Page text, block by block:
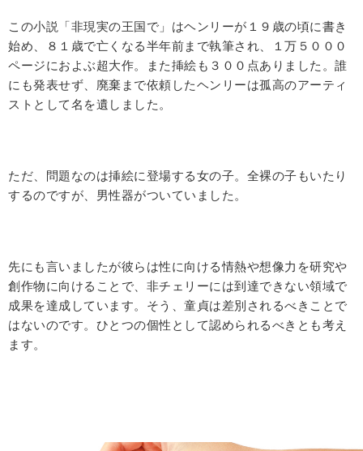
この小説「非現実の王国で」はヘンリーが１９歳の頃に書き
始め、８１歳で亡くなる半年前まで執筆され、１万５０００
ページにおよぶ超大作。また挿絵も３００点ありました。誰
にも発表せず、廃棄まで依頼したヘンリーは孤高のアーティ
ストとして名を遺しました。
ただ、問題なのは挿絵に登場する女の子。全裸の子もいたり
するのですが、男性器がついていました。
先にも言いましたが彼らは性に向ける情熱や想像力を研究や
創作物に向けることで、非チェリーには到達できない領域で
成果を達成しています。そう、童貞は差別されるべきことで
はないのです。ひとつの個性として認められるべきとも考え
ます。